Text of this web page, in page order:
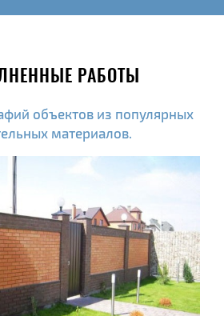
РАБОТЫ
объектов из популярных
материалов.